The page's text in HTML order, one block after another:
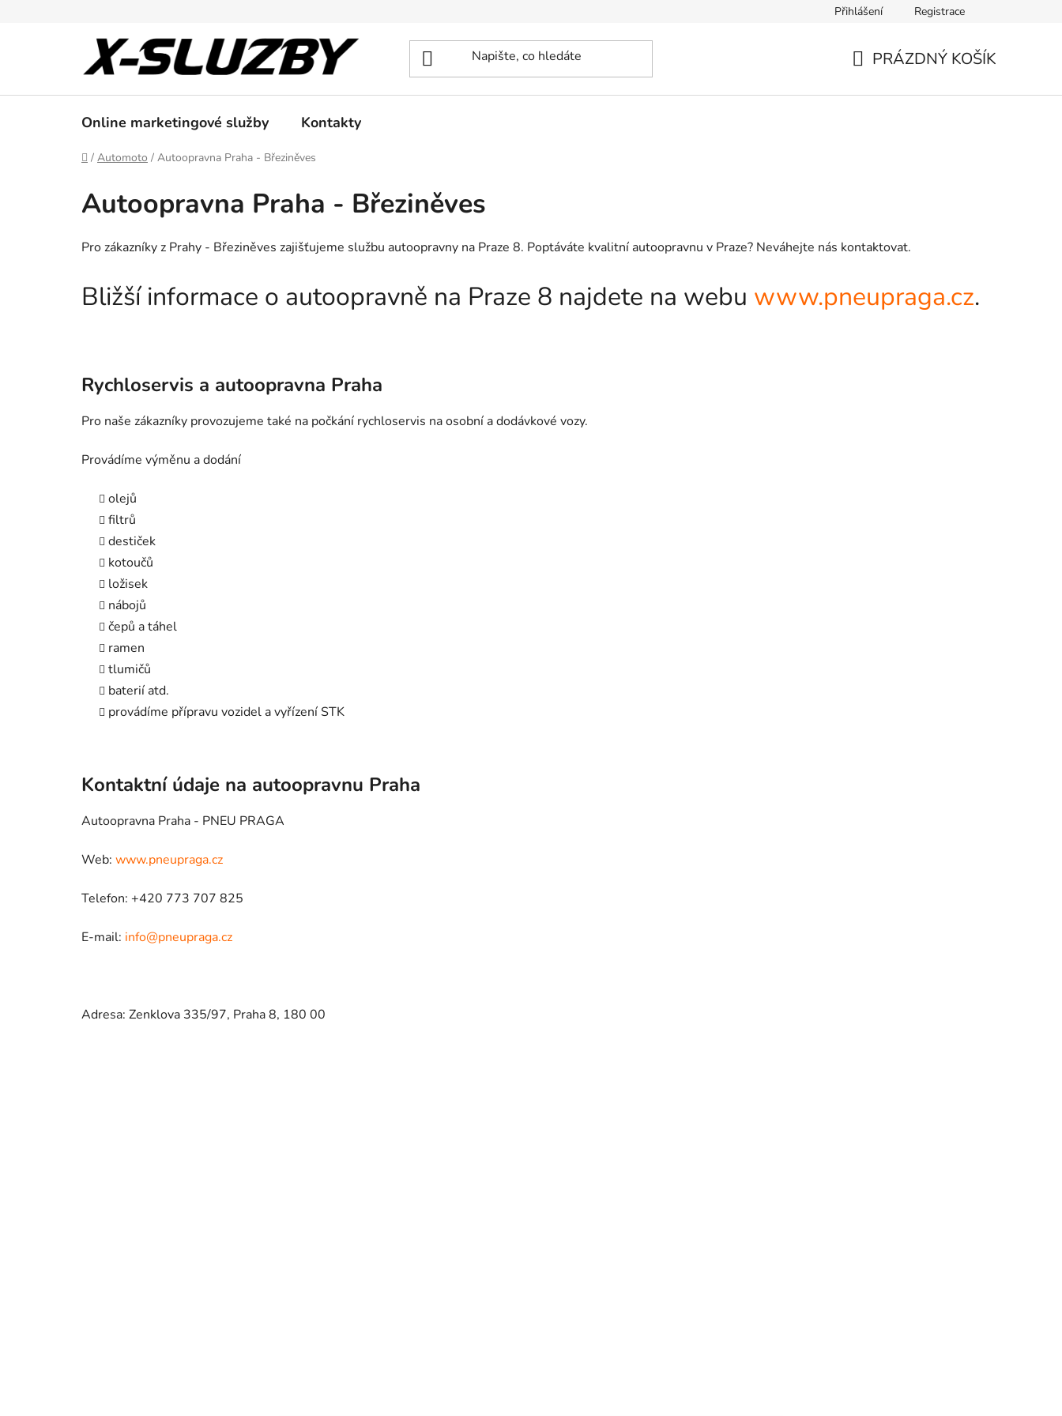
Přihlášení Registrace
PRÁZDNÝ KOŠÍK
Online marketingové služby Kontakty
Domů
/ Automoto / Autoopravna Praha - Březiněves
Autoopravna Praha - Březiněves
Pro zákazníky z Prahy - Březiněves zajišťujeme službu autoopravny na Praze 8. Poptáváte kvalitní autoopravnu v Praze? Neváhejte nás kontaktovat.
Bližší informace o autoopravně na Praze 8 najdete na webu www.pneupraga.cz.
Rychloservis a autoopravna Praha
Pro naše zákazníky provozujeme také na počkání rychloservis na osobní a dodávkové vozy.
Provádíme výměnu a dodání
olejů
filtrů
destiček
kotoučů
ložisek
nábojů
čepů a táhel
ramen
tlumičů
baterií atd.
provádíme přípravu vozidel a vyřízení STK
Kontaktní údaje na autoopravnu Praha
Autoopravna Praha - PNEU PRAGA
Web: www.pneupraga.cz
Telefon: +420 773 707 825
E-mail: info@pneupraga.cz
Adresa: Zenklova 335/97, Praha 8, 180 00